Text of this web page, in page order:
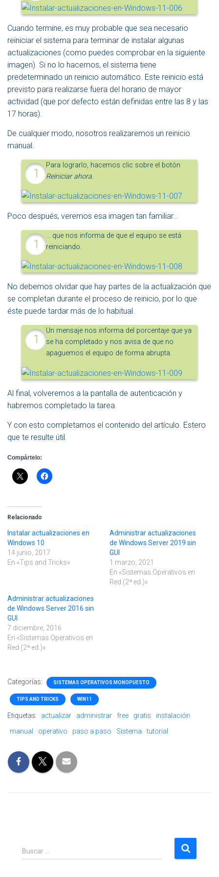
Cuando termine, es muy probable que sea necesario
reiniciar el sistema para terminar de instalar algunas
actualizaciones (como puedes comprobar en la siguiente
imagen). Si no lo hacemos, el sistema tiene
predeterminado un reinicio automático. Este reinicio está
previsto para realizarse fuera del horario de mayor
actividad (que por defecto están definidas entre las 8 y las
17 horas).
De cualquier modo, nosotros realizaremos un reinicio
manual.
Para lograrlo, hacemos clic sobre el botón
Reiniciar ahora.
Poco después, veremos esa imagen tan familiar…
… que nos informa de que el equipo se está
reiniciando.
No debemos olvidar que hay partes de la actualización que
se completan durante el proceso de reinicio, por lo que
éste puede tardar más de lo habitual.
Un mensaje nos informa del porcentaje que ya
se ha completado y nos avisa de que no
apaguemos el equipo de forma abrupta.
Al final, volveremos a la pantalla de autenticación y
habremos completado la tarea.
Y con esto completamos el contenido del artículo. Estero
que te resulte útil.
Compártelo:
Relacionado
Instalar actualizaciones en
Windows 10
14 junio, 2017
En «Tips and Tricks»
Administrar actualizaciones
de Windows Server 2019 sin
GUI
1 marzo, 2021
En «Sistemas Operativos en
Red (2ª ed.)»
Administrar actualizaciones
de Windows Server 2016 sin
GUI
7 diciembre, 2016
En «Sistemas Operativos en
Red (2ª ed.)»
Categorías: SISTEMAS OPERATIVOS MONOPUESTO
TIPS AND TRICKS WIN11
Etiquetas: actualizar administrar free gratis
instalación
manual
operativo paso a paso Sistema tutorial
B
u
Buscar …